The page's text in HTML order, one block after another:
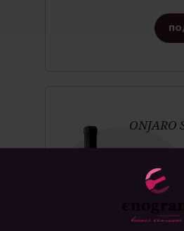
ONJARO
Georgian
Страна: